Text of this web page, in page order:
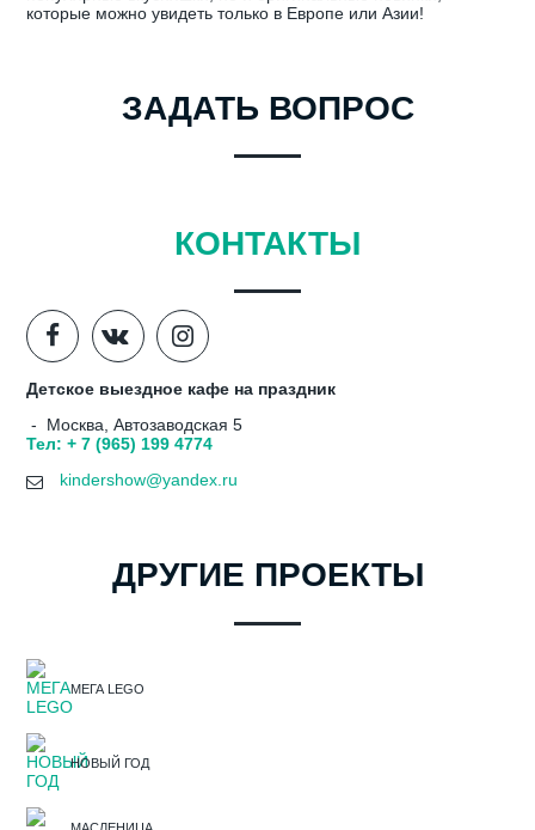
которые можно увидеть только в Европе или Азии!
ЗАДАТЬ ВОПРОС
КОНТАКТЫ
Детское выездное кафе на праздник
- Москва, Автозаводская 5
Тел: + 7 (965) 199 4774
kindershow@yandex.ru
ДРУГИЕ ПРОЕКТЫ
МЕГА LEGO
НОВЫЙ ГОД